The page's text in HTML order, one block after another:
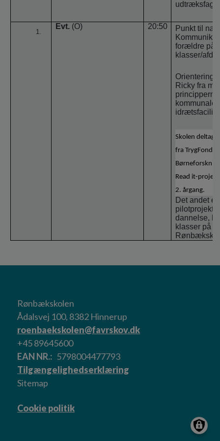
udtræksfag.
Evt. (O) 20:50
Punkt til
forældre på
klasser/
Orientering
Ricky fra
kommunale
Skolen
fra
Read it-
2. årgang.
Det andet er
dannelse,
klasser på
Rønbækskolen
Ådalsvej 100, 8382 Hinnerup
roenbaekskolen@favrskov.dk
+45 89645600
EAN NR.
5798004477793
Tilgængelighedserklæring
Sitemap
Cookie politik